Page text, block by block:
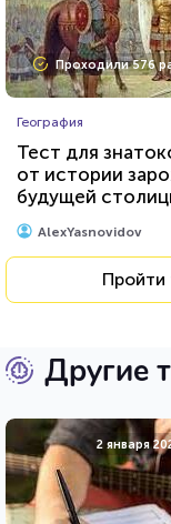
Проходили 576
География
Тест для
от истории
будущей
присвоения
герой»
AlexYasnovidov
Пройти
Другие
2 января